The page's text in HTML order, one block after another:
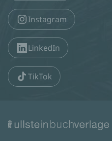
Instagram
LinkedIn
TikTok